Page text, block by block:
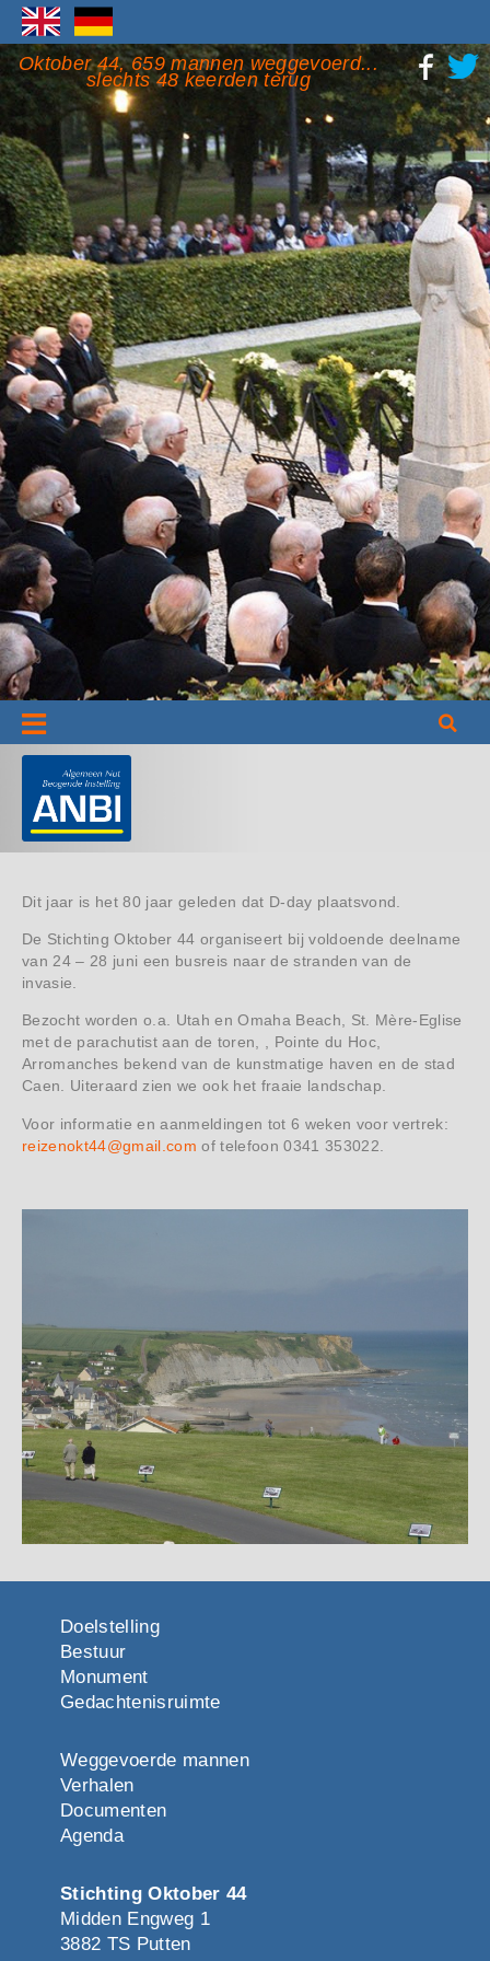
Oktober 44, 659 mannen weggevoerd...
slechts 48 keerden terug
Informatie
Dit jaar is het 80 jaar geleden dat D-day plaatsvond.
De Stichting Oktober 44 organiseert bij voldoende deelname
van 24 – 28 juni een busreis naar de stranden van de
invasie.
Bezocht worden o.a. Utah en Omaha Beach, St. Mère-Eglise
met de parachutist aan de toren, , Pointe du Hoc,
Arromanches bekend van de kunstmatige haven en de stad
Caen. Uiteraard zien we ook het fraaie landschap.
Voor informatie en aanmeldingen tot 6 weken voor vertrek:
reizenokt44@gmail.com of telefoon 0341 353022.
Doelstelling
Bestuur
Monument
Gedachtenisruimte
Weggevoerde mannen
Verhalen
Documenten
Agenda
Stichting Oktober 44
Midden Engweg 1
3882 TS Putten